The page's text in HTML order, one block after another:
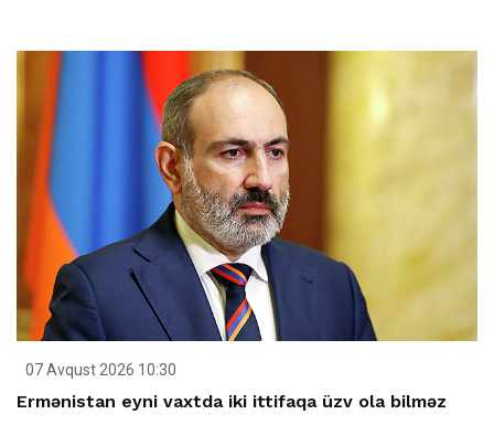
07 Avqust 2026 10:30
Ermənistan eyni vaxtda iki ittifaqa üzv ola bilməz